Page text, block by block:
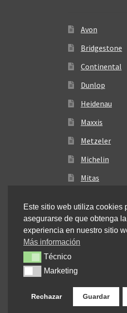
Avon
Bridgestone
Continental
Dunlop
Heidenau
Maxxis
Metzeler
Michelin
Mitas
Este sitio web utiliza cookies
asegurarse de que obtenga
experiencia en nuestro sitio
Más información
TécnicoTécnico
MarketingMarketing
Rechazar Guardar